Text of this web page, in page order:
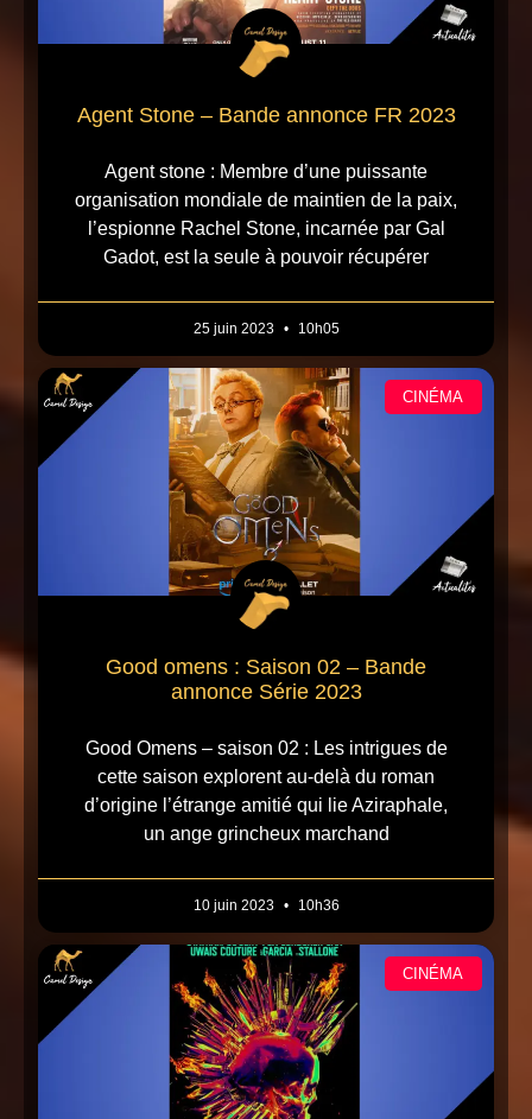
Agent Stone – Bande annonce FR 2023
Agent stone : Membre d’une puissante
organisation mondiale de maintien de la paix,
l’espionne Rachel Stone, incarnée par Gal
Gadot, est la seule à pouvoir récupérer
25 juin 2023 10h05
CINÉMA
Good omens : Saison 02 – Bande
annonce Série 2023
Good Omens – saison 02 : Les intrigues de
cette saison explorent au-delà du roman
d’origine l’étrange amitié qui lie Aziraphale,
un ange grincheux marchand
10 juin 2023 10h36
CINÉMA